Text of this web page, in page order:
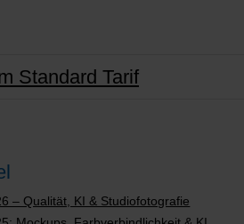
Standard Tarif
– Qualität, KI & Studiofotografie